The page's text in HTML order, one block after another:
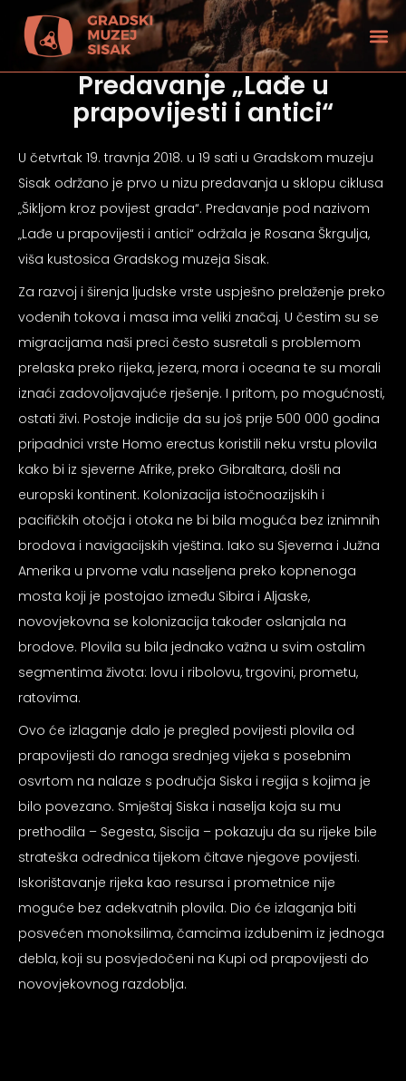
Predavanje „Lađe u
prapovijesti i antici“
U četvrtak 19. travnja 2018. u 19 sati u Gradskom muzeju
Sisak održano je prvo u nizu predavanja u sklopu ciklusa
„Šikljom kroz povijest grada“. Predavanje pod nazivom
„Lađe u prapovijesti i antici“ održala je Rosana Škrgulja,
viša kustosica Gradskog muzeja Sisak.
Za razvoj i širenja ljudske vrste uspješno prelaženje preko
vodenih tokova i masa ima veliki značaj. U čestim su se
migracijama naši preci često susretali s problemom
prelaska preko rijeka, jezera, mora i oceana te su morali
iznaći zadovoljavajuće rješenje. I pritom, po mogućnosti,
ostati živi. Postoje indicije da su još prije 500 000 godina
pripadnici vrste Homo erectus koristili neku vrstu plovila
kako bi iz sjeverne Afrike, preko Gibraltara, došli na
europski kontinent. Kolonizacija istočnoazijskih i
pacifičkih otočja i otoka ne bi bila moguća bez iznimnih
brodova i navigacijskih vještina. Iako su Sjeverna i Južna
Amerika u prvome valu naseljena preko kopnenoga
mosta koji je postojao između Sibira i Aljaske,
novovjekovna se kolonizacija također oslanjala na
brodove. Plovila su bila jednako važna u svim ostalim
segmentima života: lovu i ribolovu, trgovini, prometu,
ratovima.
Ovo će izlaganje dalo je pregled povijesti plovila od
prapovijesti do ranoga srednjeg vijeka s posebnim
osvrtom na nalaze s područja Siska i regija s kojima je
bilo povezano. Smještaj Siska i naselja koja su mu
prethodila – Segesta, Siscija – pokazuju da su rijeke bile
strateška odrednica tijekom čitave njegove povijesti.
Iskorištavanje rijeka kao resursa i prometnice nije
moguće bez adekvatnih plovila. Dio će izlaganja biti
posvećen monoksilima, čamcima izdubenim iz jednoga
debla, koji su posvjedočeni na Kupi od prapovijesti do
novovjekovnog razdoblja.
vida